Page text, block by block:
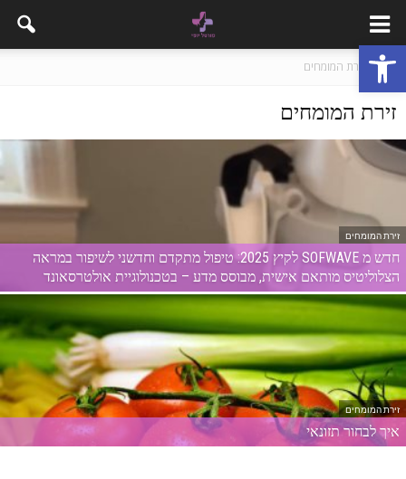
פתח סרגל נגישות
בית זירת המומחים
זירת המומחים
זירת המומחים
חדש מ SOFWAVE לקיץ 2025: טיפול מתקדם וחדשני לשיפור במראה
הצלוליטיס מותאם אישית, מבוסס מדע – בטכנולוגיית אולטרסאונד
זירת המומחים
איך לבחור תזונאי